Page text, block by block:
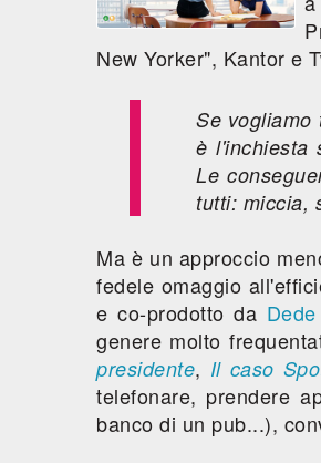
New Yorker", Kantor e
Se vogliamo
è l'inchiesta
Le
tutti: miccia,
Ma è un approccio
fedele omaggio
e co-prodotto da
genere molto
presidente, Il caso
telefonare, prendere
banco di un pub...),